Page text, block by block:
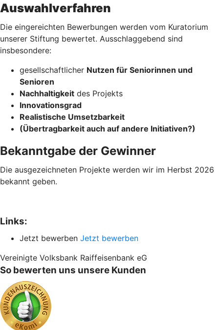
Auswahlverfahren
Die eingereichten Bewerbungen werden vom Kuratorium
unserer Stiftung bewertet. Ausschlaggebend sind
insbesondere:
gesellschaftlicher Nutzen für Seniorinnen und
Senioren
Nachhaltigkeit des Projekts
Innovationsgrad
Realistische Umsetzbarkeit
(Übertragbarkeit auch auf andere Initiativen?)
Bekanntgabe der Gewinner
Die ausgezeichneten Projekte werden wir im Herbst 2026
bekannt geben.
Links:
Jetzt bewerben Jetzt bewerben
Vereinigte Volksbank Raiffeisenbank eG
So bewerten uns unsere Kunden